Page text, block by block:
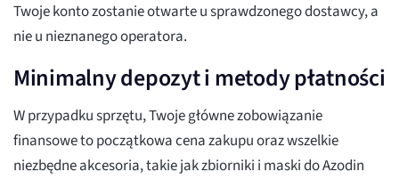
Twoje konto zostanie otwarte u sprawdzonego dostawcy, a
nie u nieznanego operatora.
Minimalny depozyt i metody płatności
W przypadku sprzętu, Twoje główne zobowiązanie
finansowe to początkowa cena zakupu oraz wszelkie
niezbędne akcesoria, takie jak zbiorniki i maski do Azodin